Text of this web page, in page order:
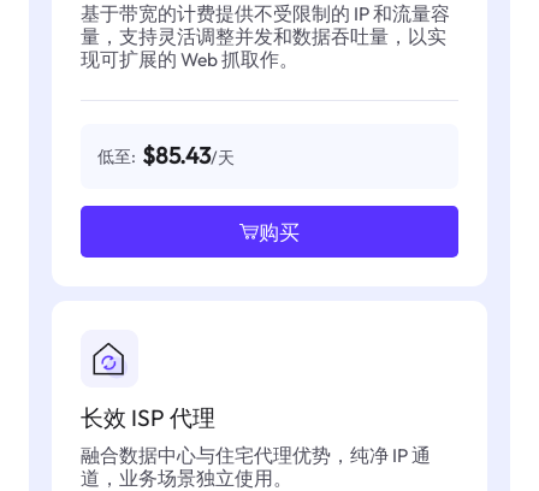
基于带宽的计费提供不受限制的 IP 和流量容
量，支持灵活调整并发和数据吞吐量，以实
现可扩展的 Web 抓取作。
低至: $85.43/天
购买
长效 ISP 代理
融合数据中心与住宅代理优势，纯净 IP 通
道，业务场景独立使用。